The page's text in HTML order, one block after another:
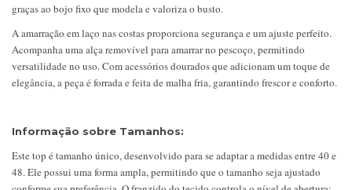
graças ao bojo fixo que modela e valoriza o busto.
A amarração em laço nas costas proporciona segurança e um ajuste perfeito.
Acompanha uma alça removível para amarrar no pescoço, permitindo
versatilidade no uso. Com acessórios dourados que adicionam um toque de
elegância, a peça é forrada e feita de malha fria, garantindo frescor e conforto.
Informação sobre Tamanhos:
Este top é tamanho único, desenvolvido para se adaptar a medidas entre 40 e
48. Ele possui uma forma ampla, permitindo que o tamanho seja ajustado